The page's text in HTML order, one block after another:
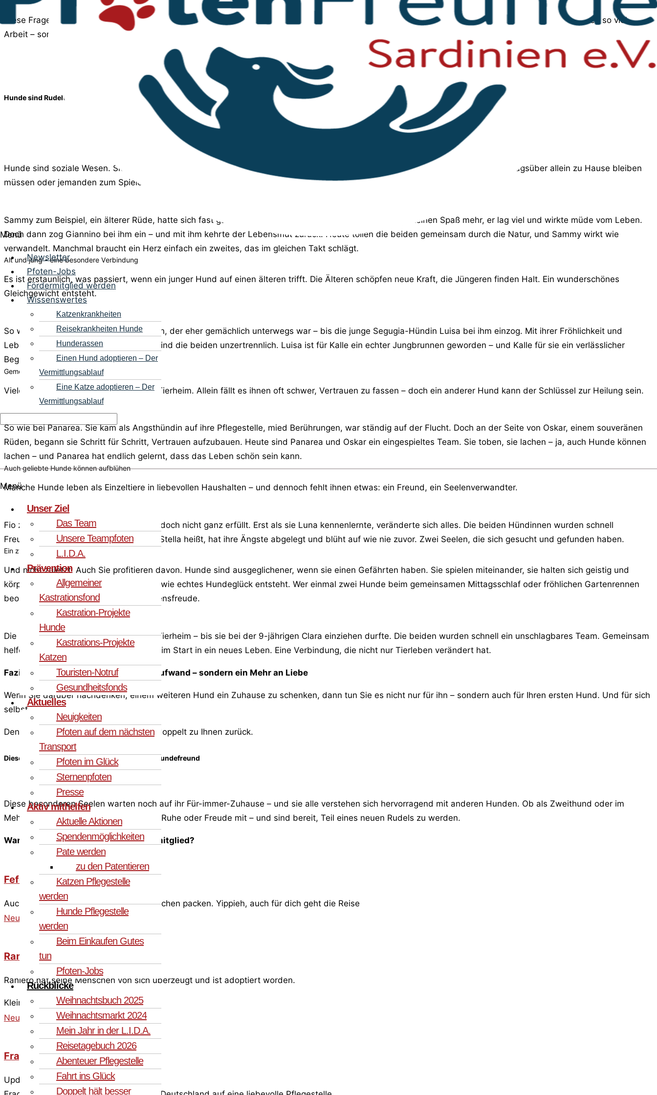
Menü
Newsletter
Pfoten-Jobs
Fördermitglied werden
Wissenswertes
Katzenkrankheiten
Reisekrankheiten Hunde
Hunderassen
Einen Hund adoptieren – Der
Vermittlungsablauf
Eine Katze adoptieren – Der
Vermittlungsablauf
Menü
Unser Ziel
Das Team
Unsere Teampfoten
L.I.D.A.
Prävention
Allgemeiner
Kastrationsfond
Kastration-Projekte
Hunde
Kastrations-Projekte
Katzen
Touristen-Notruf
Gesundheitsfonds
Aktuelles
Neuigkeiten
Pfoten auf dem nächsten
Transport
Pfoten im Glück
Sternenpfoten
Presse
Aktiv mithelfen
Aktuelle Aktionen
Spendenmöglichkeiten
Pate werden
zu den Patentieren
Katzen Pflegestelle
werden
Hunde Pflegestelle
werden
Beim Einkaufen Gutes
tun
Pfoten-Jobs
Rückblicke
Weihnachtsbuch 2025
Weihnachtsmarkt 2024
Mein Jahr in der L.I.D.A.
Reisetagebuch 2026
Abenteuer Pflegestelle
Fahrt ins Glück
Doppelt hält besser
Diese Frage hören wir oft. Doch wer einmal erlebt hat, wie zwei Hunde miteinander spielen, kuscheln und sich Halt geben, versteht: Es ist nicht doppelt so viel
Arbeit – sondern doppelt so viel Liebe.
Hunde sind Rudeltiere – sie brauchen Gesellschaft
Hunde sind soziale Wesen. Sie lieben uns Menschen – aber genauso sehr brauchen sie Artgenossen. Besonders dann, wenn sie tagsüber allein zu Hause bleiben
müssen oder jemanden zum Spielen und Kuscheln vermissen.
Sammy zum Beispiel, ein älterer Rüde, hatte sich fast ganz zurückgezogen. Spaziergänge machten ihm keinen Spaß mehr, er lag viel und wirkte müde vom Leben.
Doch dann zog Giannino bei ihm ein – und mit ihm kehrte der Lebensmut zurück. Heute tollen die beiden gemeinsam durch die Natur, und Sammy wirkt wie
verwandelt. Manchmal braucht ein Herz einfach ein zweites, das im gleichen Takt schlägt.
Alt und jung - eine besondere Verbindung
Es ist erstaunlich, was passiert, wenn ein junger Hund auf einen älteren trifft. Die Älteren schöpfen neue Kraft, die Jüngeren finden Halt. Ein wunderschönes
Gleichgewicht entsteht.
So wie bei Kalle, einem gesetzten Rüden, der eher gemächlich unterwegs war – bis die junge Segugia-Hündin Luisa bei ihm einzog. Mit ihrer Fröhlichkeit und
Lebensfreude riss sie Kalle mit. Heute sind die beiden unzertrennlich. Luisa ist für Kalle ein echter Jungbrunnen geworden – und Kalle für sie ein verlässlicher
Begleiter.
Gemeinsam gegen die Angst
Viele Hunde kommen traumatisiert ins Tierheim. Allein fällt es ihnen oft schwer, Vertrauen zu fassen – doch ein anderer Hund kann der Schlüssel zur Heilung sein.
So wie bei Panarea. Sie kam als Angsthündin auf ihre Pflegestelle, mied Berührungen, war ständig auf der Flucht. Doch an der Seite von Oskar, einem souveränen
Rüden, begann sie Schritt für Schritt, Vertrauen aufzubauen. Heute sind Panarea und Oskar ein eingespieltes Team. Sie toben, sie lachen – ja, auch Hunde können
lachen – und Panarea hat endlich gelernt, dass das Leben schön sein kann.
Auch geliebte Hunde können aufblühen
Manche Hunde leben als Einzeltiere in liebevollen Haushalten – und dennoch fehlt ihnen etwas: ein Freund, ein Seelenverwandter.
Fio zum Beispiel war sehr geliebt – und doch nicht ganz erfüllt. Erst als sie Luna kennenlernte, veränderte sich alles. Die beiden Hündinnen wurden schnell
Freundinnen fürs Leben. Fio, die heute Stella heißt, hat ihre Ängste abgelegt und blüht auf wie nie zuvor. Zwei Seelen, die sich gesucht und gefunden haben.
Ein zweiter Hund verändert auch Ihr Leben
Und nicht zuletzt: Auch Sie profitieren davon. Hunde sind ausgeglichener, wenn sie einen Gefährten haben. Sie spielen miteinander, sie halten sich geistig und
körperlich fit – und Sie dürfen zusehen, wie echtes Hundeglück entsteht. Wer einmal zwei Hunde beim gemeinsamen Mittagsschlaf oder fröhlichen Gartenrennen
beobachtet hat, weiß: Das ist pure Lebensfreude.
Die Hündin Andromeda lebte lange im Tierheim – bis sie bei der 9-jährigen Clara einziehen durfte. Die beiden wurden schnell ein unschlagbares Team. Gemeinsam
helfen sie heute sogar Pflegehunden beim Start in ein neues Leben. Eine Verbindung, die nicht nur Tierleben verändert hat.
Fazit: Ein zweiter Hund ist kein Mehraufwand – sondern ein Mehr an Liebe
Wenn Sie darüber nachdenken, einem weiteren Hund ein Zuhause zu schenken, dann tun Sie es nicht nur für ihn – sondern auch für Ihren ersten Hund. Und für sich
selbst.
Denn die Liebe, die Sie geben, kommt doppelt zu Ihnen zurück.
Diese Hunde suchen ein Zuhause – gerne mit Hundefreund
Diese besonderen Seelen warten noch auf ihr Für-immer-Zuhause – und sie alle verstehen sich hervorragend mit anderen Hunden. Ob als Zweithund oder im
Mehrhundehaushalt: Sie bringen Liebe, Ruhe oder Freude mit – und sind bereit, Teil eines neuen Rudels zu werden.
Wartet hier schon Ihr neues Familienmitglied?
Fefe
Auch du kleiner Mann darfst dein Köfferchen packen. Yippieh, auch für dich geht die Reise
Neugierig geworden? »
Raniero
Raniero hat seine Menschen von sich überzeugt und ist adoptiert worden.
Kleiner, alles Glück der
Neugierig geworden? »
Fragolina
Update Januar 2025: